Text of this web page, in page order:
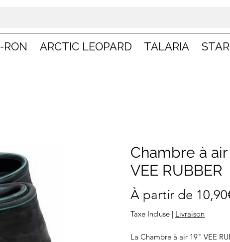
RON ARCTIC LEOPARD TALARIA
Chambre à air
VEE RUBBER
À partir de
Taxe Incluse | Livraison
La Chambre à air 19" VEE